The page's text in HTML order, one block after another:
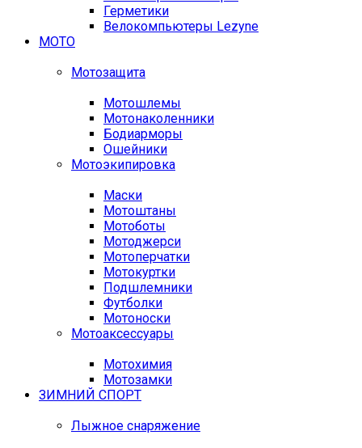
Герметики
Велокомпьютеры Lezyne
МОТО
Мотозащита
Мотошлемы
Мотонаколенники
Бодиарморы
Ошейники
Мотоэкипировка
Маски
Мотоштаны
Мотоботы
Мотоджерси
Мотоперчатки
Мотокуртки
Подшлемники
Футболки
Мотоноски
Мотоаксессуары
Мотохимия
Мотозамки
ЗИМНИЙ СПОРТ
Лыжное снаряжение